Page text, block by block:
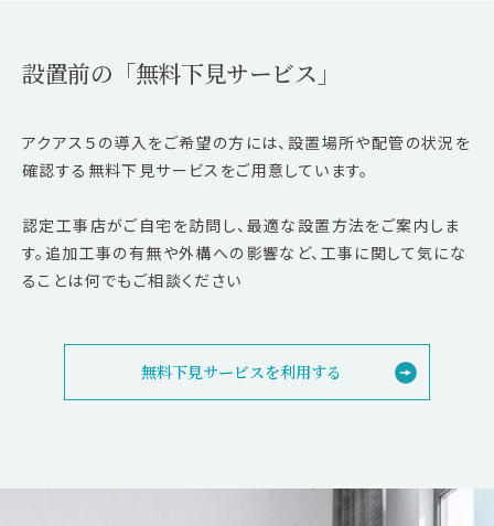
設置前の「無料下見サービス」
アクアス５の導入をご希望の方には、設置場所や配管の状況を
確認する無料下見サービスをご用意しています。
認定工事店がご自宅を訪問し、最適な設置方法をご案内しま
す。追加工事の有無や外構への影響など、工事に関して気にな
ることは何でもご相談ください
無料下見サービスを利用する